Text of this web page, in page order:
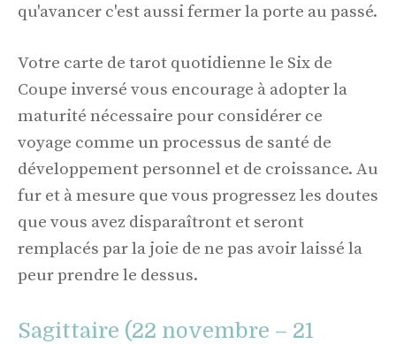
qu'avancer c'est aussi fermer la porte au passé.
Votre carte de tarot quotidienne le Six de
Coupe inversé vous encourage à adopter la
maturité nécessaire pour considérer ce
voyage comme un processus de santé de
développement personnel et de croissance. Au
fur et à mesure que vous progressez les doutes
que vous avez disparaîtront et seront
remplacés par la joie de ne pas avoir laissé la
peur prendre le dessus.
Sagittaire (22 novembre – 21